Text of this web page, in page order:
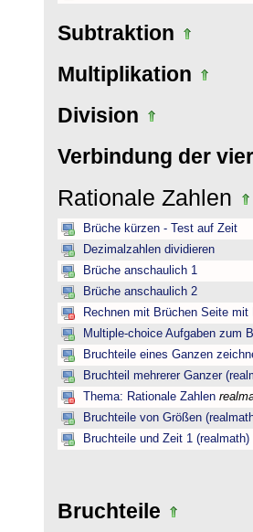
Subtraktion
Multiplikation
Division
Verbindung der
Rationale Zahlen
Brüche kürzen - Test auf Zeit
Dezimalzahlen dividieren
Brüche anschaulich 1
Brüche anschaulich 2
Rechnen mit Brüchen Seite
Multiple-choice Aufgaben zum
Bruchteile eines Ganzen
Bruchteil mehrerer Ganzer
Thema: Rationale Zahlen
Bruchteile von Größen
Bruchteile und Zeit 1 (realmath)
Bruchteile